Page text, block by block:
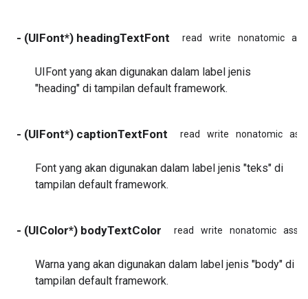
- (UIFont*) headingTextFont read write nonatomic
UIFont yang akan digunakan dalam label jenis
"heading" di tampilan default framework.
- (UIFont*) captionTextFont read write nonatomic
Font yang akan digunakan dalam label jenis "teks" di
tampilan default framework.
- (UIColor*) bodyTextColor read write nonatomic
Warna yang akan digunakan dalam label jenis "body" di
tampilan default framework.